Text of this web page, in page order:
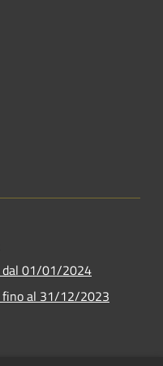
dal 01/01/2024
al 31/12/2023